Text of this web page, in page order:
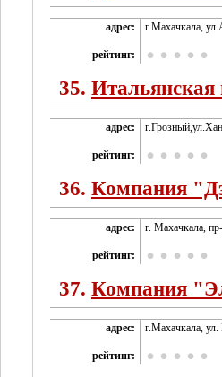
адрес: г.Махачкала,
рейтинг:
35.
адрес:
рейтинг:
36. Компания
адрес: г. Махачкала,
рейтинг:
37. Компания
адрес: г.Махачкала,
рейтинг: